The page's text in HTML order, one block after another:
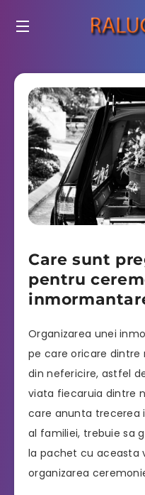
Care sunt
pentru
Organizarea unei
pe care oricare dintre
din nefericire, astfel
viata fiecaruia dintre
care anunta trecerea
al familiei, trebuie sa
la pachet cu aceasta
organizarea